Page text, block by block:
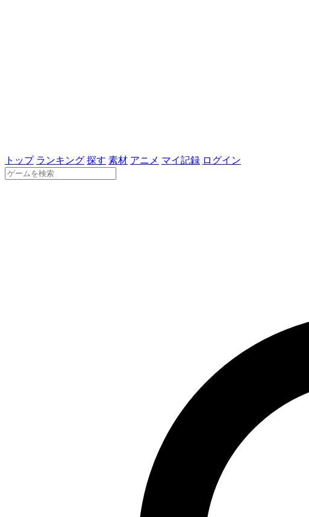
トップ ランキング 探す 素材 アニメ マイ記録 ログイン